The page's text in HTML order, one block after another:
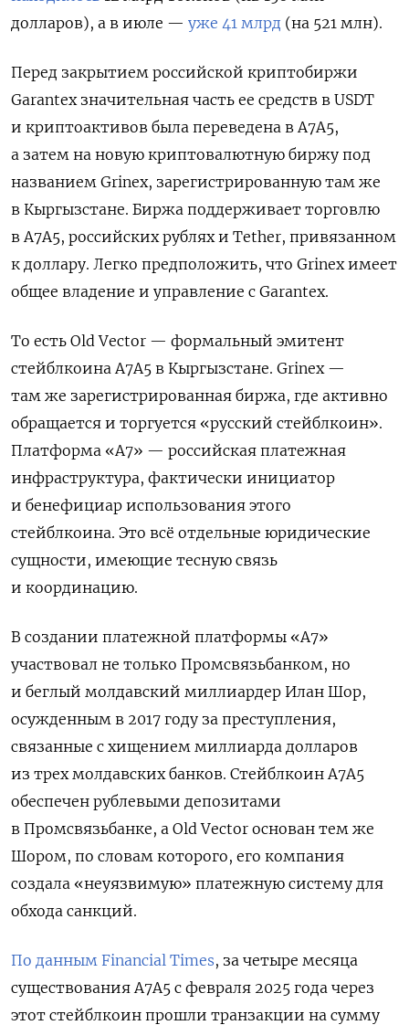
долларов), а в июле — уже 41 млрд (на 521 млн).
Перед закрытием российской криптобиржи
Garantex значительная часть ее средств в USDT
и криптоактивов была переведена в A7A5,
а затем на новую криптовалютную биржу под
названием Grinex, зарегистрированную там же
в Кыргызстане. Биржа поддерживает торговлю
в A7A5, российских рублях и Tether, привязанном
к доллару. Легко предположить, что Grinex имеет
общее владение и управление с Garantex.
То есть Old Vector — формальный эмитент
стейблкоина A7A5 в Кыргызстане. Grinex —
там же зарегистрированная биржа, где активно
обращается и торгуется «русский стейблкоин».
Платформа «А7» — российская платежная
инфраструктура, фактически инициатор
и бенефициар использования этого
стейблкоина. Это всё отдельные юридические
сущности, имеющие тесную связь
и координацию.
В создании платежной платформы «A7»
участвовал не только Промсвязьбанком, но
и беглый молдавский миллиардер Илан Шор,
осужденным в 2017 году за преступления,
связанные с хищением миллиарда долларов
из трех молдавских банков. Стейблкоин A7A5
обеспечен рублевыми депозитами
в Промсвязьбанке, а Old Vector основан тем же
Шором, по словам которого, его компания
создала «неуязвимую» платежную систему для
обхода санкций.
По данным Financial Times, за четыре месяца
существования A7A5 с февраля 2025 года через
этот стейблкоин прошли транзакции на сумму